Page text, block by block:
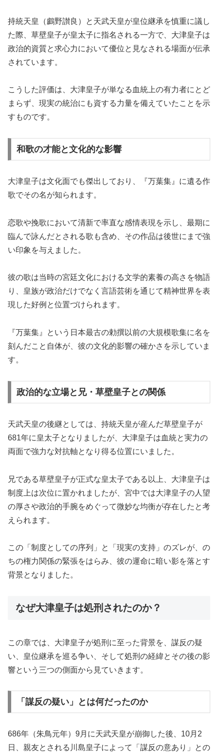
持統天皇（鸕野讃良）と天武天皇が皇位継承を慎重に議し
た際、草壁皇子が皇太子に指名される一方で、大津皇子は
政治的資質と求心力において優位と見なされる場面が伝承
されています。
こうした評価は、大津皇子が単なる血統上の有力者にとど
まらず、現実の統治にも資する力量を備えていたことを示
すものです。
和歌の才能と文化的な影響
大津皇子は文化面でも傑出しており、『万葉集』に遺る作
歌でその名が知られます。
恋歌や挽歌において清新で率直な感情表現を示し、最期に
臨んで詠んだとされる歌も含め、その作品は後世にまで強
い印象を与えました。
彼の歌は当時の宮廷文化における文学的素養の高さを物語
り、皇族が政治だけでなく言語芸術を通じて精神世界を表
現した好例と位置づけられます。
『万葉集』という日本最古の勅撰以前の大規模歌集に名を
刻んだこと自体が、彼の文化的影響の確かさを示していま
す。
政治的な立場と兄・草壁皇子との関係
天武天皇の後継としては、持統天皇が産んだ草壁皇子が
681年に皇太子となりましたが、大津皇子は血統と実力の
両面で強力な対抗軸となり得る位置にいました。
兄である草壁皇子が正式な皇太子である以上、大津皇子は
制度上は次位に置かれましたが、宮中では大津皇子の人望
の厚さや政治的手腕をめぐって微妙な均衡が存在したと考
えられます。
この「制度としての序列」と「現実の支持」のズレが、の
ちの権力関係の緊張をはらみ、彼の運命に暗い影を落とす
背景となりました。
なぜ大津皇子は処刑されたのか？
この章では、大津皇子が処刑に至った背景を、謀反の疑
い、皇位継承を巡る争い、そして処刑の経緯とその後の影
響という三つの側面から見ていきます。
「謀反の疑い」とは何だったのか
686年（朱鳥元年）9月に天武天皇が崩御した後、10月2
日、親友とされる川島皇子によって「謀反の意あり」との